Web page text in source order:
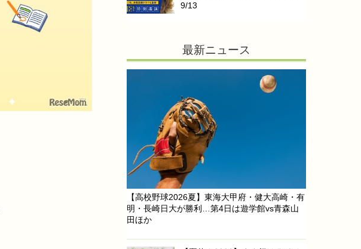
9/13
最新ニュース
【高校野球2026夏】東海大甲府・健大高崎・有
明・長崎日大が勝利…第4日は遊学館vs青森山
田ほか